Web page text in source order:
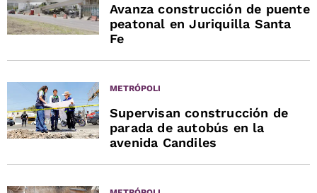
Avanza construcción de puente
peatonal en Juriquilla Santa
Fe
METRÓPOLI
Supervisan construcción de
parada de autobús en la
avenida Candiles